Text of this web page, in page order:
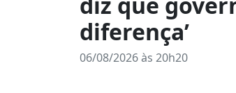
diferença’
06/08/2026 às 20h20